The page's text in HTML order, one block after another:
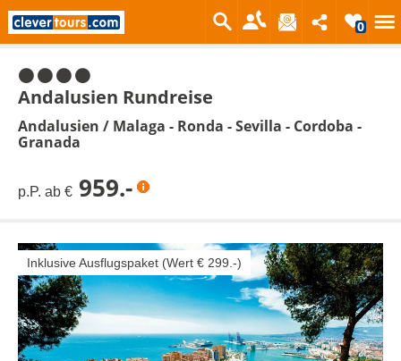
0
Andalusien Rundreise
Andalusien / Malaga - Ronda - Sevilla - Cordoba -
Granada
p.P. ab € 959.-
Inklusive Ausflugspaket (Wert € 299.-)